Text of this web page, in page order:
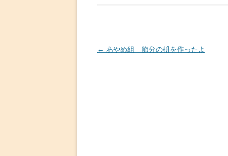
投
← あやめ組 節分の枡を作ったよ